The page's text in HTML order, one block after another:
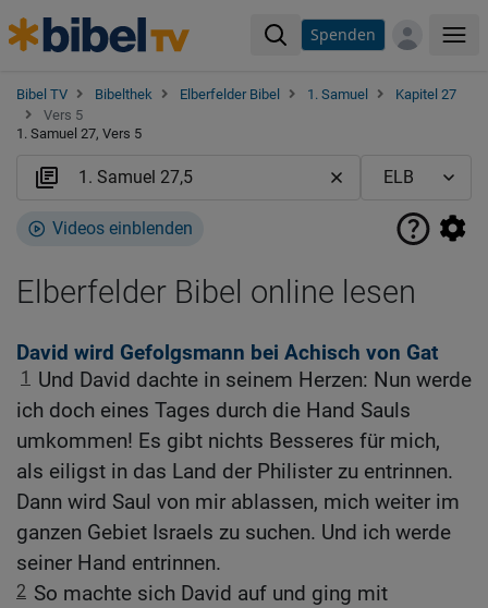
Spenden
Bibel TV Bibelthek Elberfelder Bibel 1. Samuel
Kapitel 27
Vers 5
1. Samuel 27, Vers 5
Videos einblenden
Elberfelder Bibel online lesen
David wird Gefolgsmann bei Achisch von Gat
1
Und David dachte in seinem Herzen: Nun werde
ich doch eines Tages durch die Hand Sauls
umkommen! Es gibt nichts Besseres für mich,
als eiligst in das Land der Philister zu entrinnen.
Dann wird Saul von mir ablassen, mich weiter im
ganzen Gebiet Israels zu suchen. Und ich werde
seiner Hand entrinnen.
2 So machte sich David auf und ging mit